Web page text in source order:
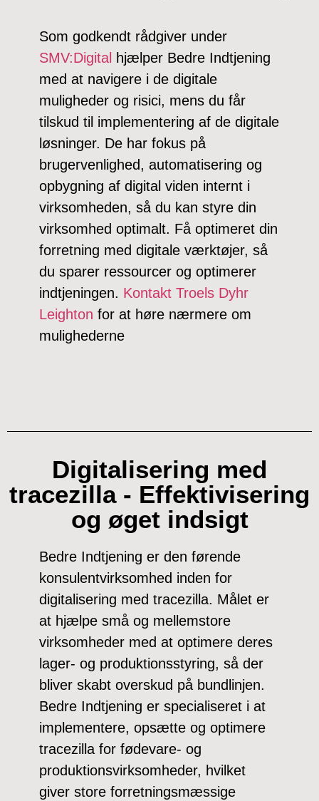
Som godkendt rådgiver under
SMV:Digital hjælper Bedre Indtjening
med at navigere i de digitale
muligheder og risici, mens du får
tilskud til implementering af de digitale
løsninger. De har fokus på
brugervenlighed, automatisering og
opbygning af digital viden internt i
virksomheden, så du kan styre din
virksomhed optimalt. Få optimeret din
forretning med digitale værktøjer, så
du sparer ressourcer og optimerer
indtjeningen. Kontakt Troels Dyhr
Leighton for at høre nærmere om
mulighederne
Digitalisering med
tracezilla - Effektivisering
og øget indsigt
Bedre Indtjening er den førende
konsulentvirksomhed inden for
digitalisering med tracezilla. Målet er
at hjælpe små og mellemstore
virksomheder med at optimere deres
lager- og produktionsstyring, så der
bliver skabt overskud på bundlinjen.
Bedre Indtjening er specialiseret i at
implementere, opsætte og optimere
tracezilla for fødevare- og
produktionsvirksomheder, hvilket
giver store forretningsmæssige